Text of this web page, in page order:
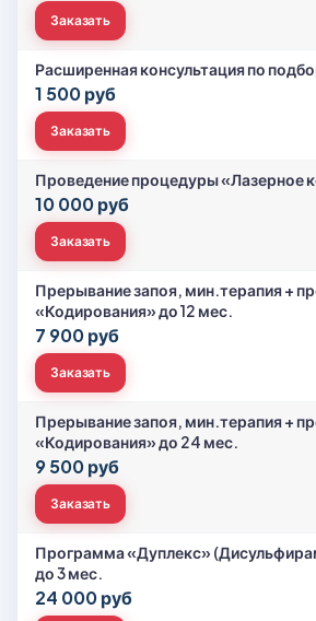
Заказать
Расширенная консультация по
1 500 руб
Заказать
Проведение процедуры «Лазерное
10 000 руб
Заказать
Прерывание запоя, мин.терапия +
«Кодирования» до 12 мес.
7 900 руб
Заказать
Прерывание запоя, мин.терапия +
«Кодирования» до 24 мес.
9 500 руб
Заказать
Программа «Дуплекс»
до 3 мес.
24 000 руб